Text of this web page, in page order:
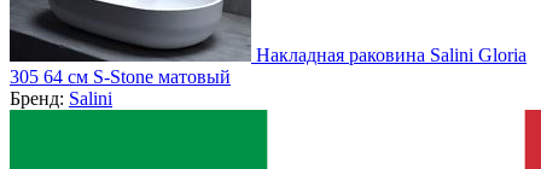
Накладная раковина Salini Gloria
305 64 см S-Stone матовый
Бренд: Salini